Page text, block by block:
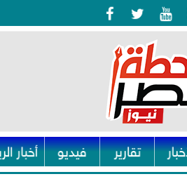
  
تقارير فيديو أخبار